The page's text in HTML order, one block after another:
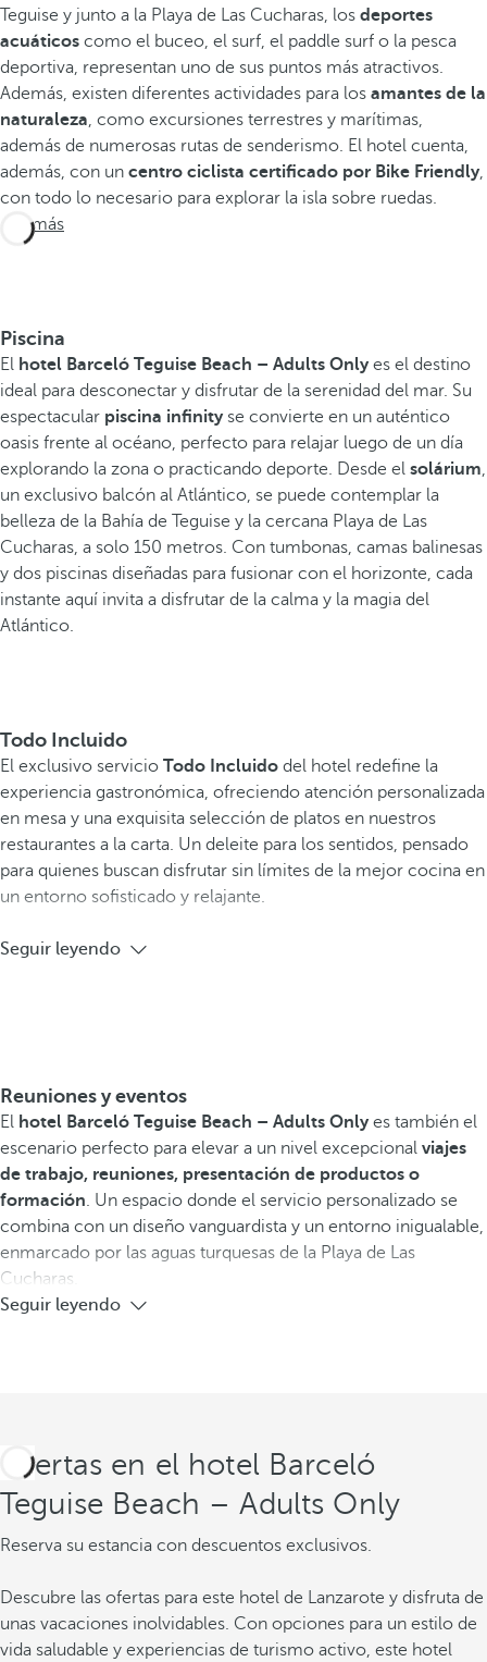
Teguise y junto a la Playa de Las Cucharas, los deportes
acuáticos como el buceo, el surf, el paddle surf o la pesca
deportiva, representan uno de sus puntos más atractivos.
Además, existen diferentes actividades para los amantes de la
naturaleza, como excursiones terrestres y marítimas,
además de numerosas rutas de senderismo. El hotel cuenta,
además, con un centro ciclista certificado por Bike Friendly,
con todo lo necesario para explorar la isla sobre ruedas.
Ver más
Piscina
El hotel Barceló Teguise Beach – Adults Onlyes el destino
ideal para desconectar y disfrutar de la serenidad del mar. Su
espectacular piscina infinityse convierte en un auténtico
oasis frente al océano, perfecto para relajar luego de un día
explorando la zona o practicando deporte. Desde el solárium,
un exclusivo balcón al Atlántico, se puede contemplar la
belleza de la Bahía de Teguise y la cercana Playa de Las
Cucharas, a solo 150 metros. Con tumbonas, camas balinesas
y dos piscinas diseñadas para fusionar con el horizonte, cada
instante aquí invita a disfrutar de la calma y la magia del
Atlántico.
Todo Incluido
El exclusivo servicio Todo Incluido del hotel redefine la
experiencia gastronómica, ofreciendo atención personalizada
en mesa y una exquisita selección de platos en nuestros
restaurantes a la carta. Un deleite para los sentidos, pensado
para quienes buscan disfrutar sin límites de la mejor cocina en
un entorno sofisticado y relajante.
Seguir leyendo
Reuniones y eventos
El hotel Barceló Teguise Beach – Adults Onlyes también el
escenario perfecto para elevar a un nivel excepcional viajes
de trabajo, reuniones, presentación de productos o
formación. Un espacio donde el servicio personalizado se
combina con un diseño vanguardista y un entorno inigualable,
enmarcado por las aguas turquesas de la Playa de Las
Cucharas.
Seguir leyendo
Ofertas en el hotel Barceló
Teguise Beach – Adults Only
Reserva su estancia con descuentos exclusivos.
Descubre las ofertas para este hotel de Lanzarote y disfruta de
unas vacaciones inolvidables. Con opciones para un estilo de
vida saludable y experiencias de turismo activo, este hotel